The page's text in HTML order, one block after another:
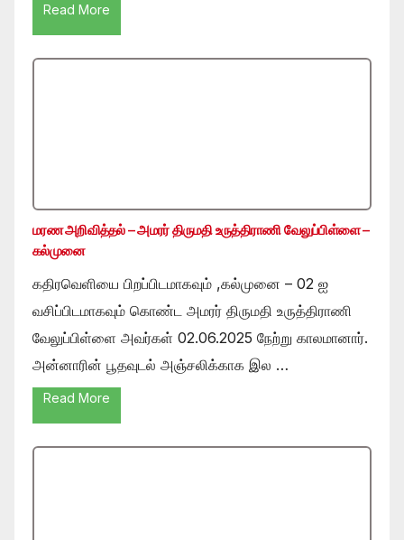
Read More
மரண அறிவித்தல் – அமரர் திருமதி உருத்திராணி வேலுப்பிள்ளை –
கல்முனை
கதிரவெளியை பிறப்பிடமாகவும் ,கல்முனை – 02 ஐ
வசிப்பிடமாகவும் கொண்ட அமரர் திருமதி உருத்திராணி
வேலுப்பிள்ளை அவர்கள் 02.06.2025 நேற்று காலமானார்.
அன்னாரின் பூதவுடல் அஞ்சலிக்காக இல …
Read More